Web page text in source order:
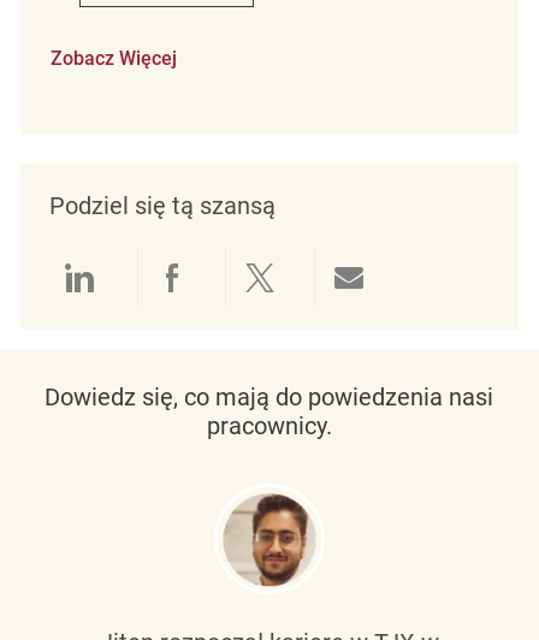
Zobacz Więcej
Podziel się tą szansą
Udostępnianie przez LinkedIn
Udostępnianie przez
Udostępnij przez
Dowiedz się, co mają do powiedzenia nasi
pracownicy.